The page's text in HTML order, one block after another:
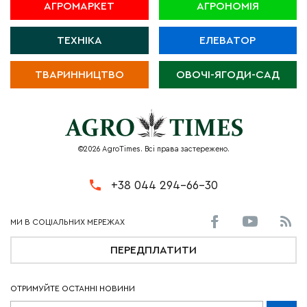
АГРОМАРКЕТ АГРОНОМІЯ
ТЕХНІКА ЕЛЕВАТОР
ТВАРИННИЦТВО ОВОЧІ-ЯГОДИ-САД
©2026 AgroTimes. Всі права застережено.
+38 044 294-66-30
ПЕРЕДПЛАТИТИ
ОТРИМУЙТЕ ОСТАННІ НОВИНИ